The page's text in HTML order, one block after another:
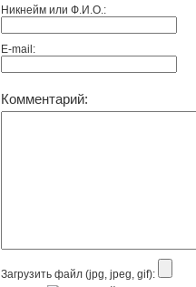
Никнейм или Ф.И.О.:
E-mail:
Комментарий:
Загрузить файл (jpg, jpeg, gif):